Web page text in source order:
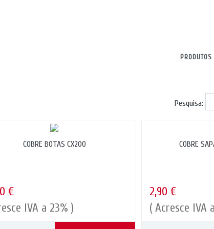
e experiência. Ao continuar, declara aceitar todos os cookies.
PRODUTOS
Pesquisa:
COBRE BOTAS CX200
€
IVA a 23% )
COBRE
2,90 €
( Acresce IVA